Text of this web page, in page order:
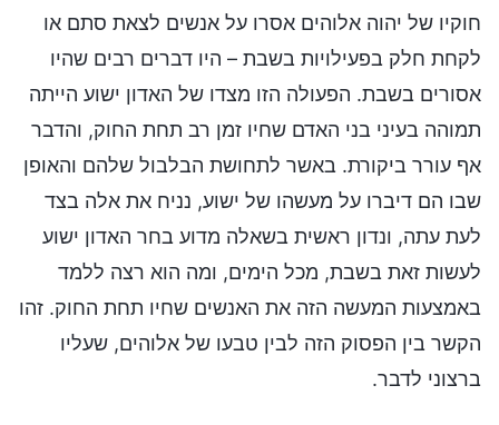
חוקיו של יהוה אלוהים אסרו על אנשים לצאת סתם או
לקחת חלק בפעילויות בשבת – היו דברים רבים שהיו
אסורים בשבת. הפעולה הזו מצדו של האדון ישוע הייתה
תמוהה בעיני בני האדם שחיו זמן רב תחת החוק, והדבר
אף עורר ביקורת. באשר לתחושת הבלבול שלהם והאופן
שבו הם דיברו על מעשהו של ישוע, נניח את אלה בצד
לעת עתה, ונדון ראשית בשאלה מדוע בחר האדון ישוע
לעשות זאת בשבת, מכל הימים, ומה הוא רצה ללמד
באמצעות המעשה הזה את האנשים שחיו תחת החוק. זהו
הקשר בין הפסוק הזה לבין טבעו של אלוהים, שעליו
ברצוני לדבר.